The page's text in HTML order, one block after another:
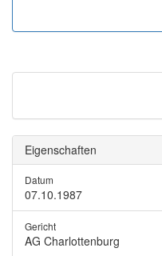
Eigenschaften
Datum
07.10.1987
Gericht
AG Charlottenburg